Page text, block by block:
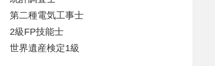
第二種電気工事士
2級FP技能士
世界遺産検定1級